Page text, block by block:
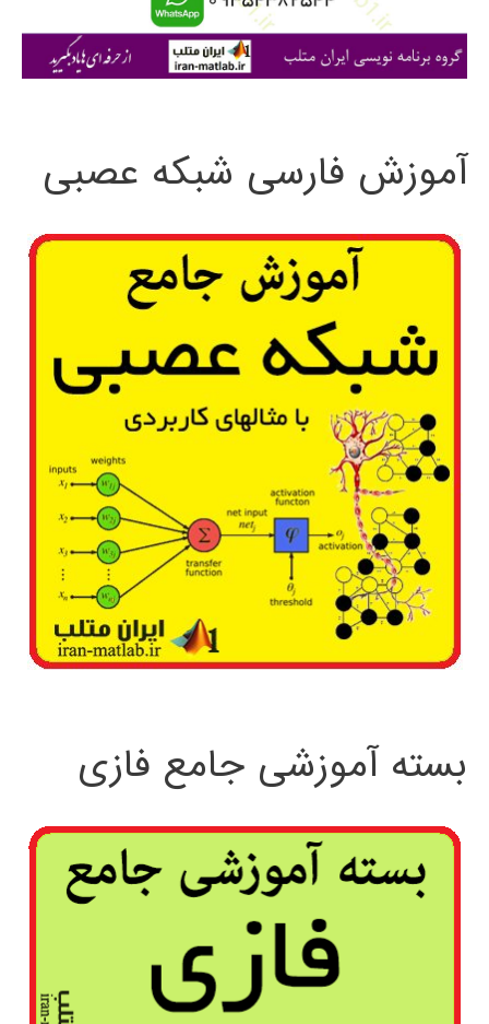
ی
آموزش فارسی شبکه عصبی
بسته آموزشی جامع فازی